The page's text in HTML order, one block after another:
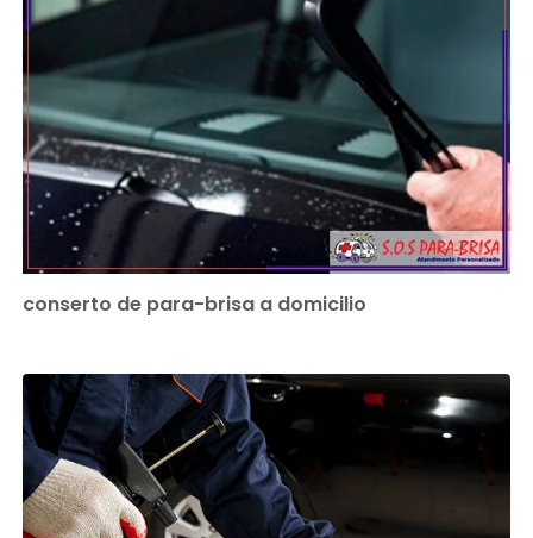
conserto de para-brisa a domicilio